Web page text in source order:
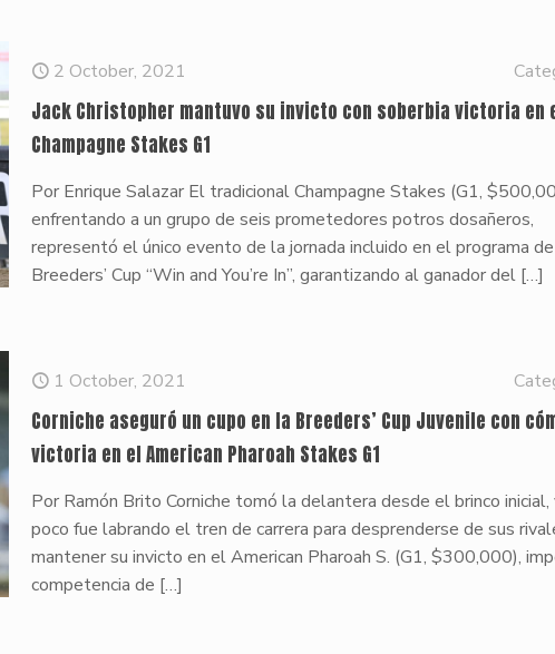
2 October, 2021
Jack Christopher mantuvo su invicto con soberbia victoria en
Champagne Stakes G1
Por Enrique Salazar El tradicional Champagne Stakes (G1,
enfrentando a un grupo de seis prometedores potros dosañeros,
representó el único evento de la jornada incluido en el programa de
Breeders’ Cup “Win and You’re In”, garantizando al ganador del […]
1 October, 2021
Corniche aseguró un cupo en la Breeders’ Cup Juvenile con
victoria en el American Pharoah Stakes G1
Por Ramón Brito Corniche tomó la delantera desde el brinco inicial,
poco fue labrando el tren de carrera para desprenderse de sus
mantener su invicto en el American Pharoah S. (G1, $300,000),
competencia de […]